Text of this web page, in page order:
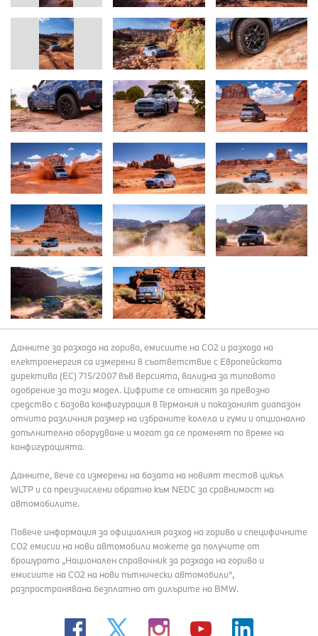
Данните за разхода на гориво, емисиите на СО2 и разхода на
електроенергия са измерени в съответствие с Европейската
директива (EC) 715/2007 във версията, валидна за типовото
одобрение за този модел. Цифрите се отнасят за превозно
средство с базова конфигурация в Германия и показаният диапазон
отчита различния размер на избраните колела и гуми и опционално
допълнително оборудване и могат да се променят по време на
конфигурацията.
Данните, вече са измерени на базата на новият тестов цикъл
WLTP и са преизчислени обратно към NEDC за сравнимост на
автомобилите.
Повече информация за официалния разход на гориво и специфичните
СО2 емисии на нови автомобили можете да получите от
брошурата „Национален справочник за разхода на гориво и
емисиите на CO2 на нови пътнически автомобили“,
разпространявана безплатно от дилърите на BMW.